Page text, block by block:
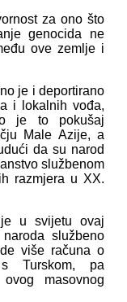
za ono što
genocida ne
ove zemlje i
je i deportirano
i lokalnih vođa,
je to pokušaj
Male Azije, a
da su narod
službenom
razmjera u XX.
u svijetu ovaj
službeno
više računa o
Turskom, pa
masovnog